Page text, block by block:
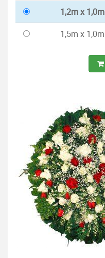
1,2m x 1,0m
1,5m x 1,0m